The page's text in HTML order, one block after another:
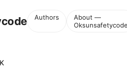
Authors
About —